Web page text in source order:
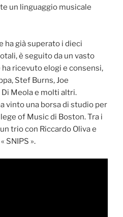
un linguaggio musicale
ha già superato i dieci
è seguito da un vasto
ricevuto elogi e consensi,
Stef Burns, Joe
Di Meola e molti altri.
vinto una borsa di studio per
of Music di Boston. Tra i
trio con Riccardo Oliva e
SNIPS ».